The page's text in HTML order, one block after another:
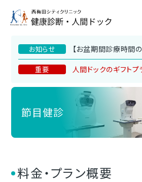
お知らせ 【お盆期間診療時間
重要 人間ドックのギフト
節目健診
料金・プラン概要